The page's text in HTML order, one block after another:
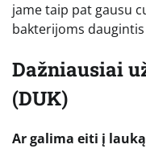
jame taip pat gausu
bakterijoms
Dažniausiai
(DUK)
Ar galima eiti į